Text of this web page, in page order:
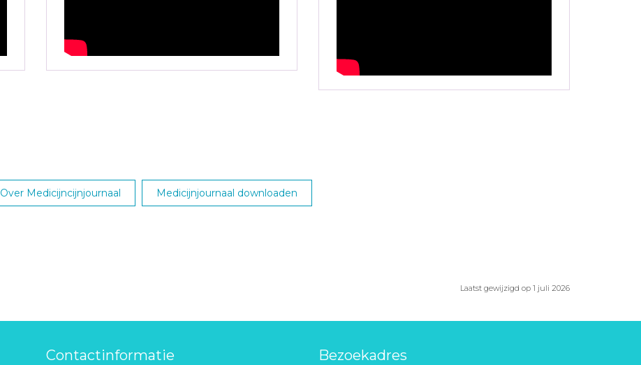
Over Medicijncijnjournaal Medicijnjournaal downloaden
Laatst gewijzigd op 1 juli 2026
Contactinformatie Bezoekadres